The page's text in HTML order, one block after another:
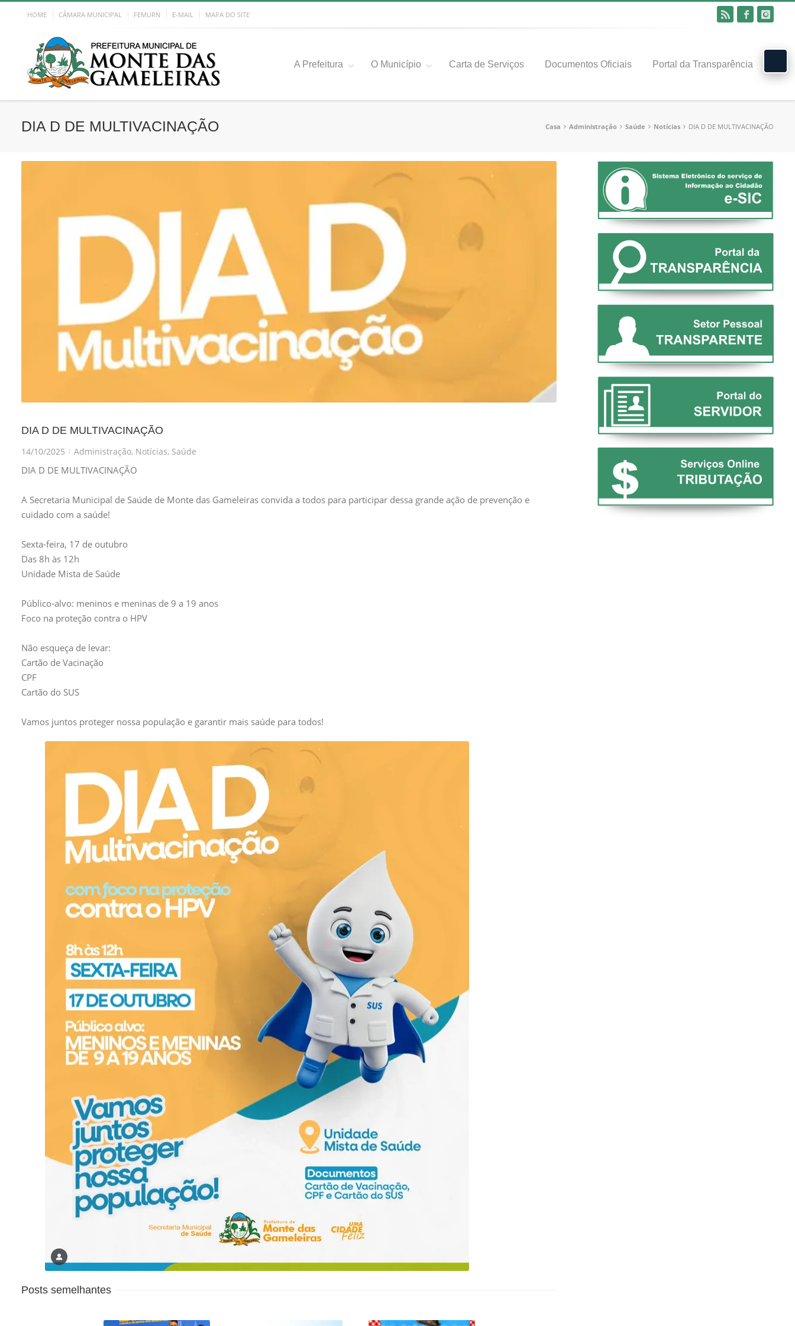
HOME CÂMARA MUNICIPAL FEMURN E-MAIL MAPA DO SITE
A Prefeitura O Município Carta de Serviços Documentos Oficiais Portal da Transparência
DIA D DE MULTIVACINAÇÃO Casa Administração Saúde Notícias DIA D DE MULTIVACINAÇÃO
DIA D DE MULTIVACINAÇÃO
14/10/2025 | Administração, Notícias, Saúde
DIA D DE MULTIVACINAÇÃO
A Secretaria Municipal de Saúde de Monte das Gameleiras convida a todos para participar dessa grande ação de prevenção e
cuidado com a saúde!
Sexta-feira, 17 de outubro
Das 8h às 12h
Unidade Mista de Saúde
Público-alvo: meninos e meninas de 9 a 19 anos
Foco na proteção contra o HPV
Não esqueça de levar:
Cartão de Vacinação
CPF
Cartão do SUS
Vamos juntos proteger nossa população e garantir mais saúde para todos!
Posts semelhantes